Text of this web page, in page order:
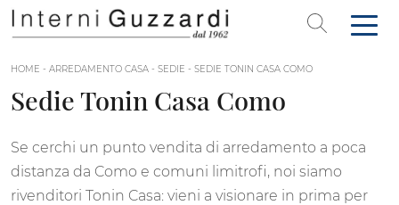
HOME - ARREDAMENTO CASA - SEDIE - SEDIE TONIN CASA COMO
Sedie Tonin Casa Como
Se cerchi un punto vendita di arredamento a poca
distanza da Como e comuni limitrofi, noi siamo
rivenditori Tonin Casa: vieni a visionare in prima per